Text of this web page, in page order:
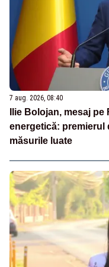
7 aug. 2026, 08:40
Ilie Bolojan, mesaj
energetică: premierul
măsurile luate